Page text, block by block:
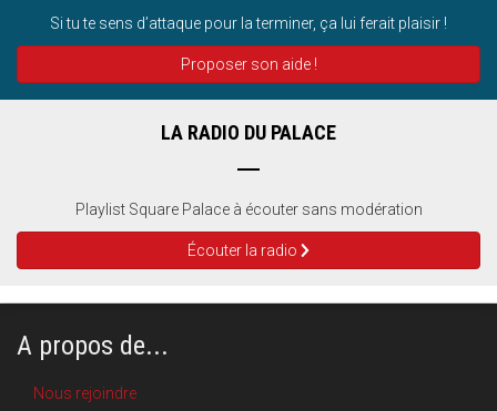
Si tu te sens d’attaque pour la terminer, ça lui ferait plaisir !
Proposer son aide !
LA RADIO DU PALACE
Playlist Square Palace à écouter sans modération
Écouter la radio
A propos de...
Nous rejoindre